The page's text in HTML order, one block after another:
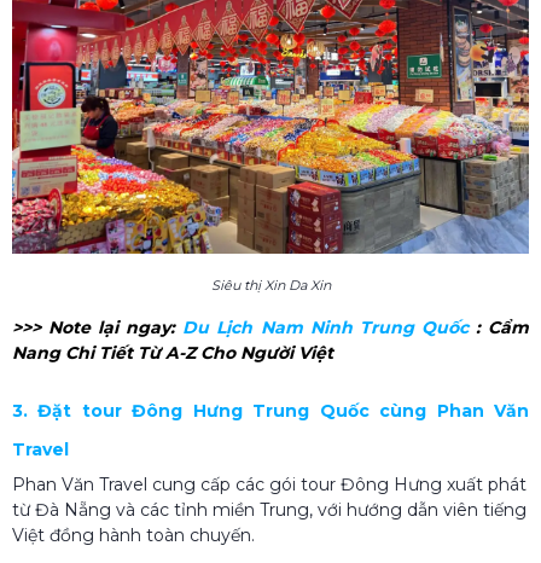
Siêu thị Xin Da Xin
>>> Note lại ngay: Du Lịch Nam Ninh Trung Quốc​: Cẩm
Nang Chi Tiết Từ A-Z Cho Người Việt
3. Đặt tour Đông Hưng Trung Quốc cùng Phan Văn
Travel
Phan Văn Travel cung cấp các gói tour Đông Hưng xuất phát
từ Đà Nẵng và các tỉnh miền Trung, với hướng dẫn viên tiếng
Việt đồng hành toàn chuyến.